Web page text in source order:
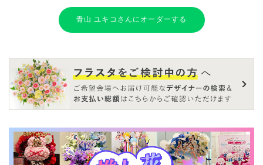
青山 ユキコさんにオーダーする